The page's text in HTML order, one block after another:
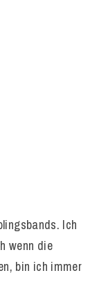
Ich
wenn die
bin ich immer